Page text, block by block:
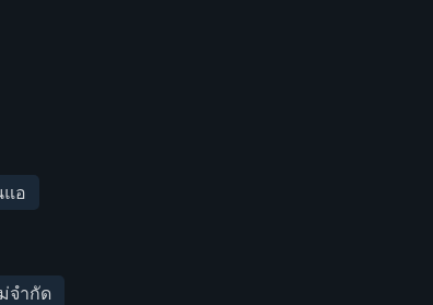
อ
จำกัด